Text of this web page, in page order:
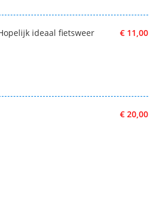
€ 11,00
ideaal fietsweer
€ 20,00